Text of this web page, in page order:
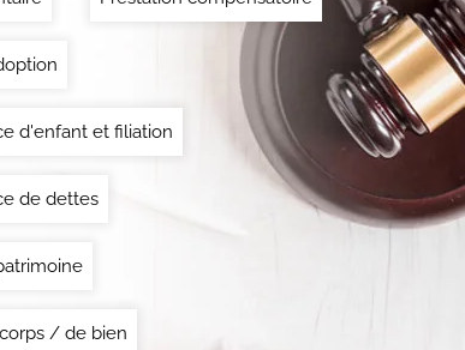
d'enfant et filiation
de dettes
/ de bien